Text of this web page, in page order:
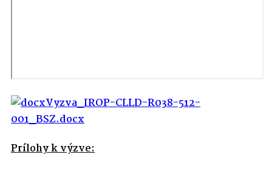
Vyzva_IROP-CLLD-R038-512-
001_BSZ.docx
Prílohy k výzve: